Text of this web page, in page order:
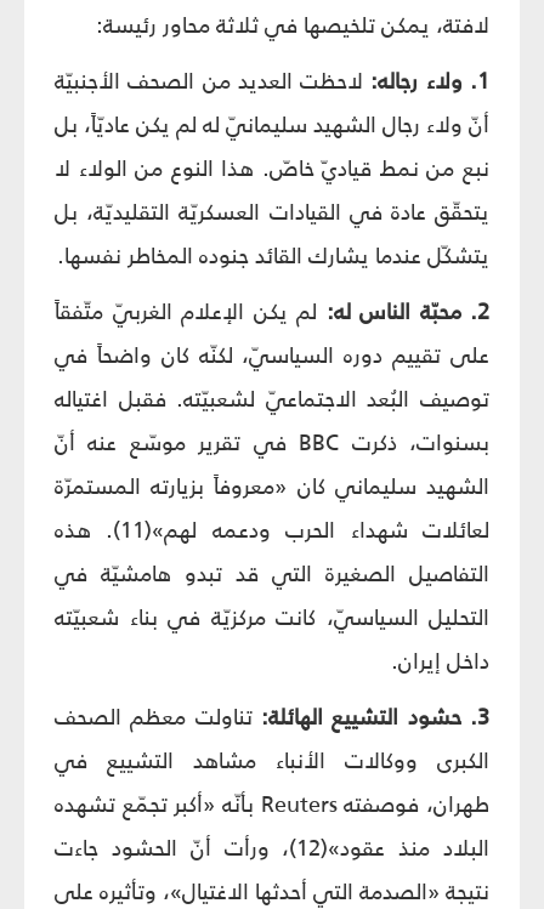
لافتة، يمكن تلخيصها في ثلاثة محاور رئيسة:
1. ولاء رجاله:
لاحظت العديد من الصحف الأجنبيّة
أنّ ولاء رجال الشهيد سليمانيّ له لم يكن عاديّاً، بل
نبع من نمط قياديّ خاصّ. هذا النوع من الولاء لا
يتحقّق عادة في القيادات العسكريّة التقليديّة، بل
يتشكّل عندما يشارك القائد جنوده المخاطر نفسها.
2. محبّة الناس له:
لم يكن الإعلام الغربيّ متّفقاً
على تقييم دوره السياسيّ، لكنّه كان واضحاً في
توصيف البُعد الاجتماعيّ لشعبيّته. فقبل اغتياله
بسنوات، ذكرت BBC في تقرير موسّع عنه أنّ
الشهيد سليماني كان «معروفاً بزيارته المستمرّة
لعائلات شهداء الحرب ودعمه لهم»(11). هذه
التفاصيل الصغيرة التي قد تبدو هامشيّة في
التحليل السياسيّ، كانت مركزيّة في بناء شعبيّته
داخل إيران.
3. حشود التشييع الهائلة:
تناولت معظم الصحف
الكبرى ووكالات الأنباء مشاهد التشييع في
طهران، فوصفته Reuters بأنّه «أكبر تجمّع تشهده
البلاد منذ عقود»(12)، ورأت أنّ الحشود جاءت
نتيجة «الصدمة التي أحدثها الاغتيال»، وتأثيره على